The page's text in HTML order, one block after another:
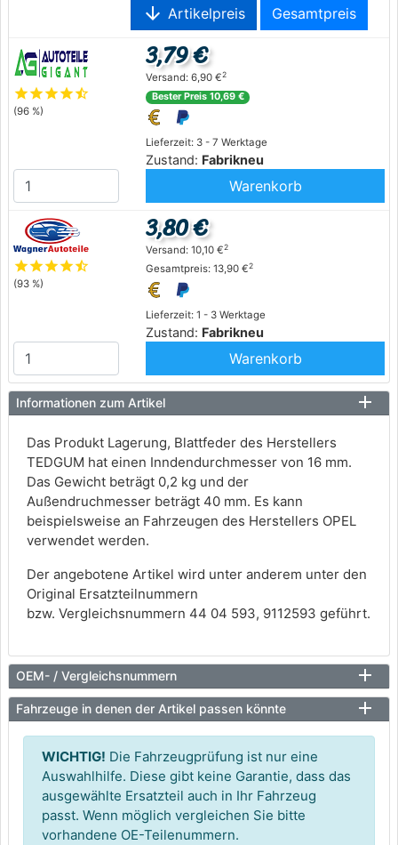
arrow_downward Artikelpreis Gesamtpreis
starstarstarstarstar_half
(96 %)
Lieferzeit: 3 - 7 Werktage
Zustand: Fabrikneu
3,79 €
Versand: 6,90 €2
Bester Preis 10,69 €
Warenkorb
starstarstarstarstar_half
(93 %)
Lieferzeit: 1 - 3 Werktage
Zustand: Fabrikneu
3,80 €
Versand: 10,10 €2
Gesamtpreis: 13,90 €2
Warenkorb
Informationen zum Artikel
Das Produkt Lagerung, Blattfeder des Herstellers
TEDGUM hat einen Inndendurchmesser von 16 mm.
Das Gewicht beträgt 0,2 kg und der
Außendruchmesser beträgt 40 mm. Es kann
beispielsweise an Fahrzeugen des Herstellers OPEL
verwendet werden.
Der angebotene Artikel wird unter anderem unter den
Original Ersatzteilnummern
bzw. Vergleichsnummern 44 04 593, 9112593 geführt.
OEM- / Vergleichsnummern
Fahrzeuge in denen der Artikel passen könnte
WICHTIG! Die Fahrzeugprüfung ist nur eine
Auswahlhilfe. Diese gibt keine Garantie, dass das
ausgewählte Ersatzteil auch in Ihr Fahrzeug
passt. Wenn möglich vergleichen Sie bitte
vorhandene OE-Teilenummern.